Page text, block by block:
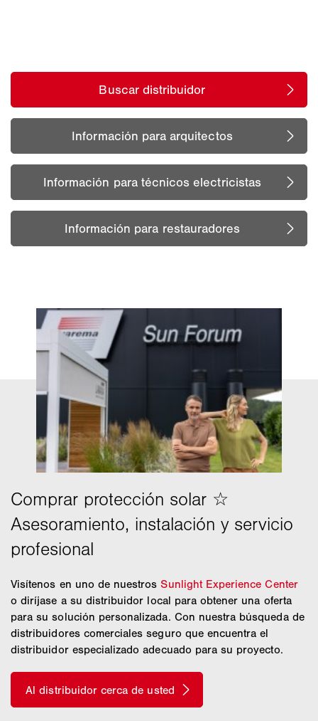
Visítenos en uno de nuestrosSunlight Experience Center
o diríjase a su distribuidor local para obtener una oferta
para su solución personalizada. Con nuestra búsqueda de
distribuidores comerciales seguro que encuentra el
distribuidor especializado adecuado para su proyecto.